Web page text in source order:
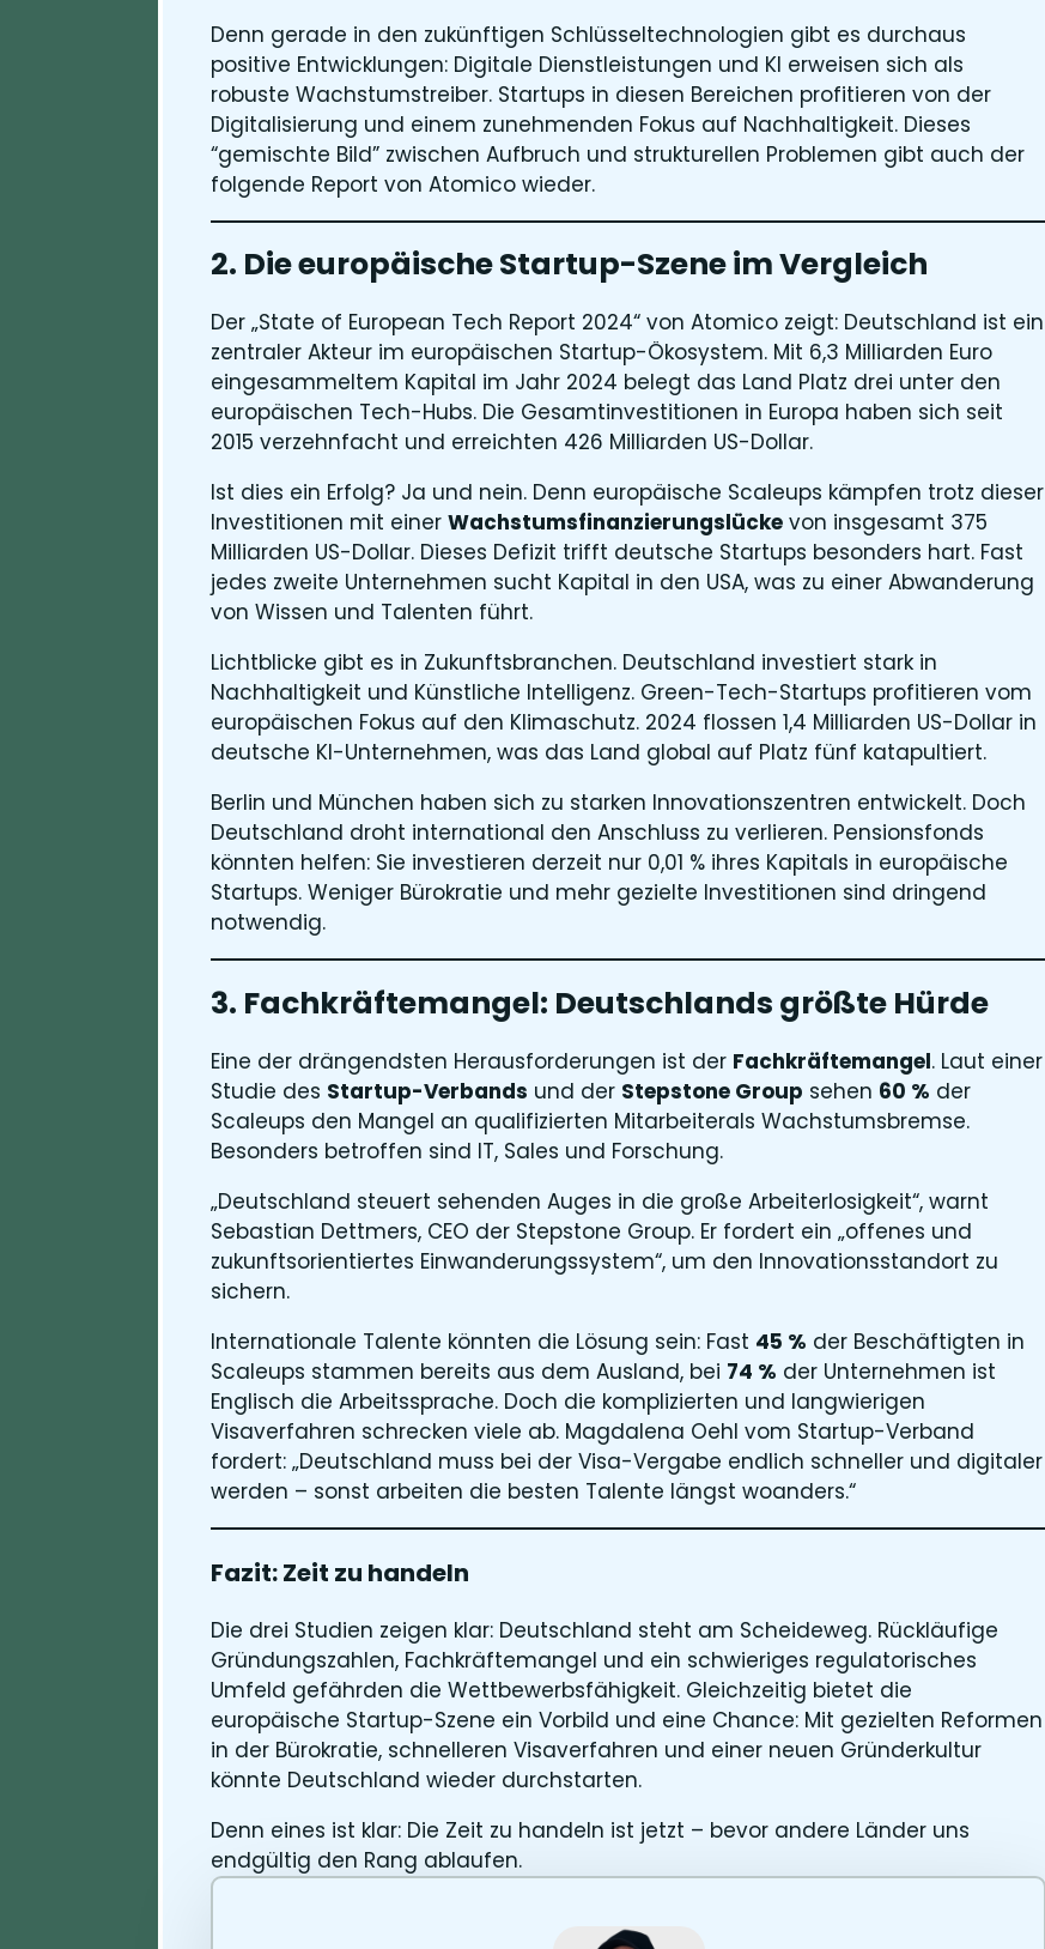
Denn gerade in den zukünftigen Schlüsseltechnologien gibt es durchaus
positive Entwicklungen: Digitale Dienstleistungen und KI erweisen sich als
robuste Wachstumstreiber. Startups in diesen Bereichen profitieren von der
Digitalisierung und einem zunehmenden Fokus auf Nachhaltigkeit. Dieses
“gemischte Bild” zwischen Aufbruch und strukturellen Problemen gibt auch der
folgende Report von Atomico wieder.
2. Die europäische Startup-Szene im Vergleich
Der „State of European Tech Report 2024“ von Atomico zeigt: Deutschland ist ein
zentraler Akteur im europäischen Startup-Ökosystem. Mit 6,3 Milliarden Euro
eingesammeltem Kapital im Jahr 2024 belegt das Land Platz drei unter den
europäischen Tech-Hubs. Die Gesamtinvestitionen in Europa haben sich seit
2015 verzehnfacht und erreichten 426 Milliarden US-Dollar​.
Ist dies ein Erfolg? Ja und nein. Denn europäische Scaleups kämpfen trotz dieser
Investitionen mit einer Wachstumsfinanzierungslücke von insgesamt 375
Milliarden US-Dollar. Dieses Defizit trifft deutsche Startups besonders hart. Fast
jedes zweite Unternehmen sucht Kapital in den USA, was zu einer Abwanderung
von Wissen und Talenten führt​.
Lichtblicke gibt es in Zukunftsbranchen. Deutschland investiert stark in
Nachhaltigkeit und Künstliche Intelligenz. Green-Tech-Startups profitieren vom
europäischen Fokus auf den Klimaschutz. 2024 flossen 1,4 Milliarden US-Dollar in
deutsche KI-Unternehmen, was das Land global auf Platz fünf katapultiert​.
Berlin und München haben sich zu starken Innovationszentren entwickelt. Doch
Deutschland droht international den Anschluss zu verlieren. Pensionsfonds
könnten helfen: Sie investieren derzeit nur 0,01 % ihres Kapitals in europäische
Startups. Weniger Bürokratie und mehr gezielte Investitionen sind dringend
notwendig​.
3. Fachkräftemangel: Deutschlands größte Hürde
Eine der drängendsten Herausforderungen ist der Fachkräftemangel. Laut einer
Studie des Startup-Verbands und der Stepstone Group sehen 60 % der
Scaleups den Mangel an qualifizierten Mitarbeiterals Wachstumsbremse​.
Besonders betroffen sind IT, Sales und Forschung.
„Deutschland steuert sehenden Auges in die große Arbeiterlosigkeit“, warnt
Sebastian Dettmers, CEO der Stepstone Group. Er fordert ein „offenes und
zukunftsorientiertes Einwanderungssystem“, um den Innovationsstandort zu
sichern.
Internationale Talente könnten die Lösung sein: Fast 45 % der Beschäftigten in
Scaleups stammen bereits aus dem Ausland, bei 74 % der Unternehmen ist
Englisch die Arbeitssprache​. Doch die komplizierten und langwierigen
Visaverfahren schrecken viele ab. Magdalena Oehl vom Startup-Verband
fordert: „Deutschland muss bei der Visa-Vergabe endlich schneller und digitaler
werden – sonst arbeiten die besten Talente längst woanders.“
Fazit: Zeit zu handeln
Die drei Studien zeigen klar: Deutschland steht am Scheideweg. Rückläufige
Gründungszahlen, Fachkräftemangel und ein schwieriges regulatorisches
Umfeld gefährden die Wettbewerbsfähigkeit. Gleichzeitig bietet die
europäische Startup-Szene ein Vorbild und eine Chance: Mit gezielten Reformen
in der Bürokratie, schnelleren Visaverfahren und einer neuen Gründerkultur
könnte Deutschland wieder durchstarten.
Denn eines ist klar: Die Zeit zu handeln ist jetzt – bevor andere Länder uns
endgültig den Rang ablaufen.